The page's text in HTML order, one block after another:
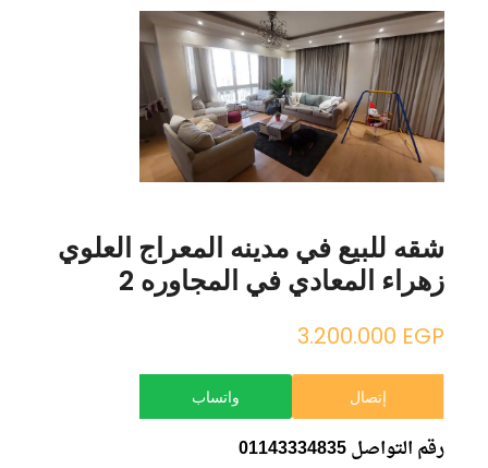
شقه للبيع في مدينه المعراج العلوي
زهراء المعادي في المجاوره 2
3.200.000 EGP
إتصال واتساب
رقم التواصل 01143334835